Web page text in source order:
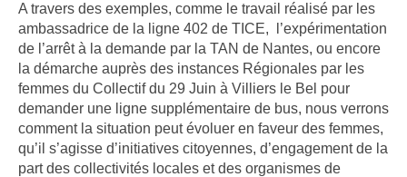
A travers des exemples, comme le travail réalisé par les
ambassadrice de la ligne 402 de TICE, l’expérimentation
de l’arrêt à la demande par la TAN de Nantes, ou encore
la démarche auprès des instances Régionales par les
femmes du Collectif du 29 Juin à Villiers le Bel pour
demander une ligne supplémentaire de bus, nous verrons
comment la situation peut évoluer en faveur des femmes,
qu’il s’agisse d’initiatives citoyennes, d’engagement de la
part des collectivités locales et des organismes de